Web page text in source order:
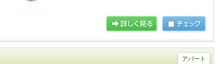
アパート